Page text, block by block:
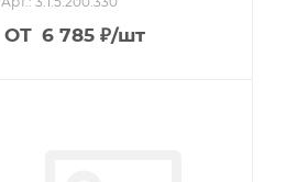
ОТ 6 785 ₽/шт